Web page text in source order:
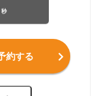
秒
約する